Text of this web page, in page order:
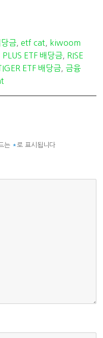
금, etf cat
kiwoom
PLUS ETF 배당금
RISE
ETF 배당금
금융
는 *로 표시됩니다